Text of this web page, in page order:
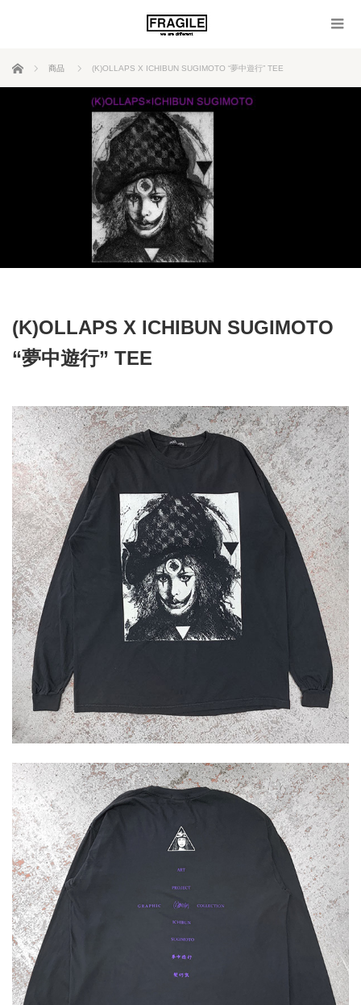
ホーム 商品 (K)OLLAPS X ICHIBUN SUGIMOTO “夢中遊行” TEE
(K)OLLAPS X ICHIBUN SUGIMOTO
“夢中遊行” TEE